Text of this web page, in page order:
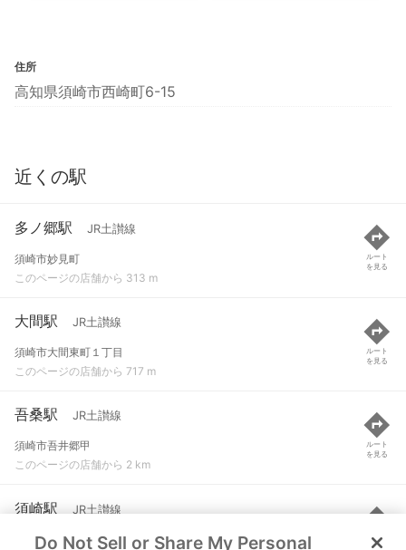
住所
高知県須崎市西崎町6-15
近くの駅
多ノ郷駅 JR土讃線
須崎市妙見町
このページの店舗から 313 m
ルート
を見る
大間駅 JR土讃線
須崎市大間東町１丁目
このページの店舗から 717 m
ルート
を見る
吾桑駅 JR土讃線
須崎市吾井郷甲
このページの店舗から 2 km
ルート
を見る
須崎駅 JR土讃線
須崎市原町１丁目
ルート
を見る
Do Not Sell or Share My Personal